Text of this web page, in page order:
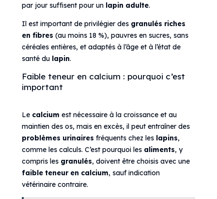
par jour suffisent pour un lapin adulte.
Il est important de privilégier des granulés riches
en fibres (au moins 18 %), pauvres en sucres, sans
céréales entières, et adaptés à l’âge et à l’état de
santé du lapin.
Faible teneur en calcium : pourquoi c’est
important
Le calcium est nécessaire à la croissance et au
maintien des os, mais en excès, il peut entraîner des
problèmes urinaires fréquents chez les lapins,
comme les calculs. C’est pourquoi les aliments, y
compris les granulés, doivent être choisis avec une
faible teneur en calcium, sauf indication
vétérinaire contraire.